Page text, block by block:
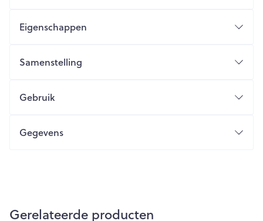
Eigenschappen
Samenstelling
Gebruik
Gegevens
Gerelateerde producten